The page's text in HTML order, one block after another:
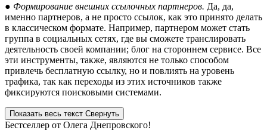
● Формирование внешних ссылочных партнеров. Да, да,
именно партнеров, а не просто ссылок, как это принято делать
в классическом формате. Например, партнером может стать
группа в социальных сетях, где вы сможете транслировать
деятельность своей компании; блог на стороннем сервисе. Все
эти инструменты, также, являются не только способом
привлечь бесплатную ссылку, но и повлиять на уровень
трафика, так как переходы из этих источников также
фиксируются поисковыми системами.
Показать весь текст Свернуть
Бестселлер от Олега Днепровского!